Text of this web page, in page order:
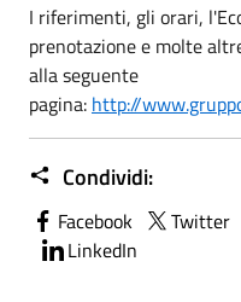
I riferimenti, gli orari,
prenotazione e molte
alla seguente
pagina: http://
Condividi:
Facebook Twitter
LinkedIn